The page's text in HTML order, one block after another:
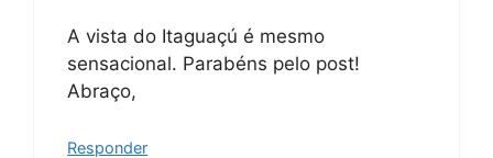
A vista do Itaguaçú é mesmo
sensacional. Parabéns pelo post!
Abraço,
Responder